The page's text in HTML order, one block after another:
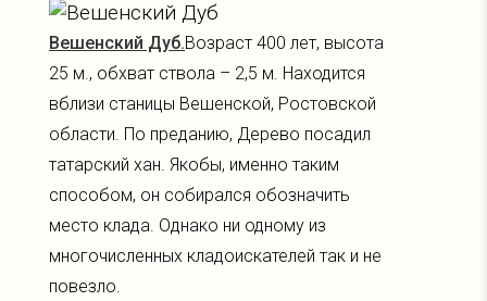
Вешенский Дуб.Возраст 400 лет, высота
25 м., обхват ствола – 2,5 м. Находится
вблизи станицы Вешенской, Ростовской
области. По преданию, Дерево посадил
татарский хан. Якобы, именно таким
способом, он собирался обозначить
место клада. Однако ни одному из
многочисленных кладоискателей так и не
повезло.